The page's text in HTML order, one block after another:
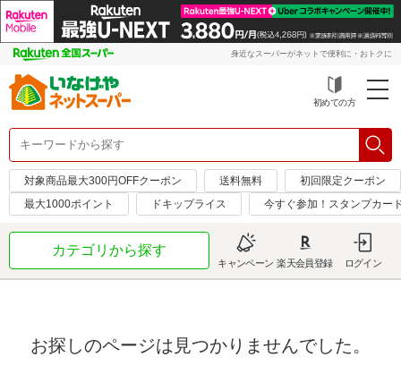
身近なスーパーがネットで便利に・おトクに
初めての方
対象商品最大300円OFFクーポン 送料無料
初回限定クーポン
最大1000ポイント
ドキップライス 今すぐ参加！スタンプカー
カテゴリから探す
キャンペーン 楽天会員登録 ログイン
お探しのページは見つかりませんでした。